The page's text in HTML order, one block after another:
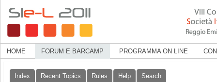
HOME FORUM E BARCAMP PROGRAMMA ON LINE
Index Recent Topics Rules Help
Search